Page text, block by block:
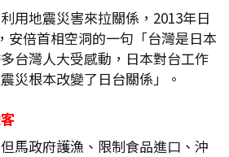
用地震災害來拉關係，2013年日
安倍首相空洞的一句「台灣是日本
台灣人大受感動，日本對台工作
災根本改變了日台關係」。
馬政府護漁、限制食品進口、沖